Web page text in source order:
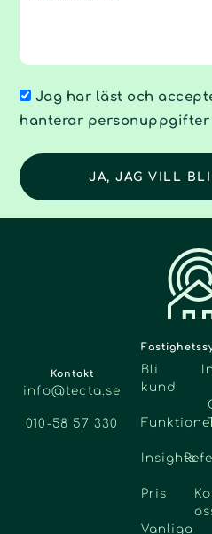
Jag har läst och
hanterar personuppgifter
JA, JAG VILL BLI
Kontakt
info@tecta.se
010-58 57 330
Bli
kund
Insights
Pris
Vanliga